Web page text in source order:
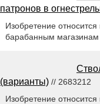
патронов в
Изобретение
барабанным магазинам
(варианты) // 2683212
Изобретение относится